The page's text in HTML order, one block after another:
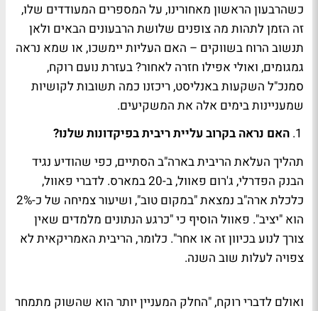
כשהרבעון הראשון מאחורינו, על המספרים המעודדים שלו,
זה הזמן לתהות מה צופנים שלושת הרבעונים הבאים ולאן
תנשוב הרוח בשווקים – האם העליות יימשכו, או שמא נראה
גמגומים, ואולי אפילו חזרה לאחור? בעזרת נועם רוקח,
סמנכ"ל השקעות באנליסט, ריכזנו כמה תשובות לקושיות
שמעניינות בימים אלה את המשקיעים.
האם נראה בקרוב עליית ריבית בפיקדונות שלנו?
תהליך העלאת הריבית בארה"ב הסתיים, כפי שהודיע נגיד
הבנק הפדרלי, ג'רום פאוול, ב-20 במארס. לדברי פאוול,
כלכלת ארה"ב נמצאת "במקום טוב", ושיעור צמיחה של כ-2%
הוא "יציב". פאוול הוסיף כי "כרגע הנתונים מלמדים שאין
צורך לנוע בכיוון זה או אחר". כלומר, הריבית האמריקאית לא
צפויה לעלות שוב השנה.
ואולם לדברי רוקח, "החלק המעניין יותר הוא שהשוק מתמחר